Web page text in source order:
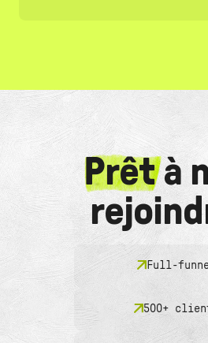
Prêtà
Full-
500+